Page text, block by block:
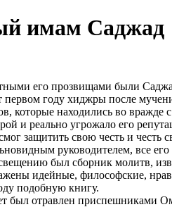
имам Саджад
его прозвищами были
году хиджры после
которые находились во
и реально угрожало его
защитить свою честь и честь
руководителем, все
был сборник молитв,
идейные, философские,
подобную книгу.
был отравлен